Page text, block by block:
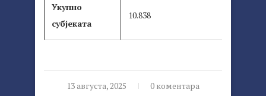
Укупно
субјеката
10.838
13 августа, 2025 0 коментара